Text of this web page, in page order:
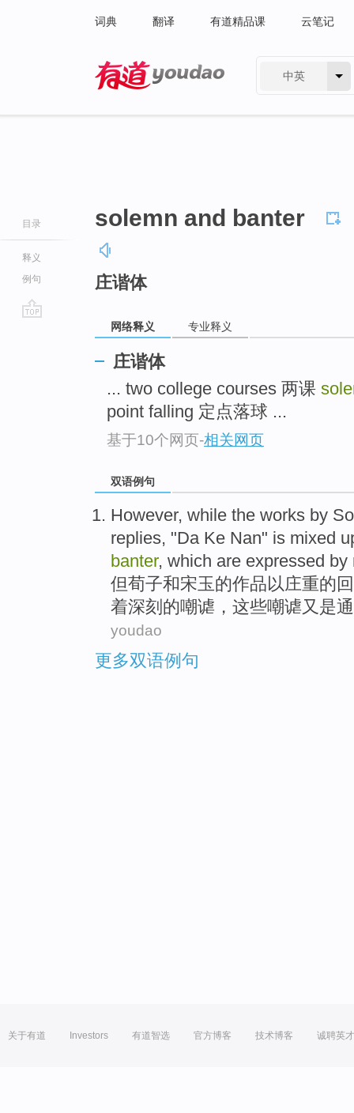
词典 翻译 有道精品课 云笔记
中英
目录
释义
例句
solemn and banter
庄谐体
网络释义 专业释义
庄谐体
... two college courses 两课
point falling 定点落球 ...
基于10个网页-相关网页
双语例句
However, while the works by
replies, "Da Ke Nan" is mixed
banter, which are expressed by
但荀子和宋玉的作品以庄重的
着深刻的嘲谑 ， 这些嘲谑又是
youdao
更多双语例句
关于有道 Investors 有道智选 官方博客 技术博客 诚聘英才